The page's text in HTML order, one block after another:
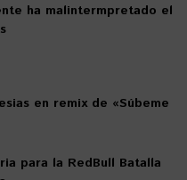
ha malintermpretado el
en remix de «Súbeme
para la RedBull Batalla